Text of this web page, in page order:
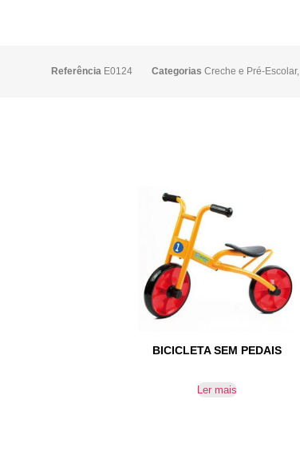
Referência E0124 Categorias Creche e Pré-Escolar,
BICICLETA SEM PEDAIS
Ler mais